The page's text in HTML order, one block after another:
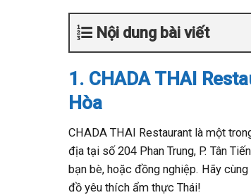
Nội dung bài viết
1. CHADA THAI
Hòa
CHADA THAI Restaurant là một
địa tại số 204 Phan Trung, P. Tân
bạn bè, hoặc đồng nghiệp. Hãy
đồ yêu thích ẩm thực Thái!